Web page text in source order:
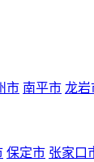
市 南平市 龙岩
保定市 张家口